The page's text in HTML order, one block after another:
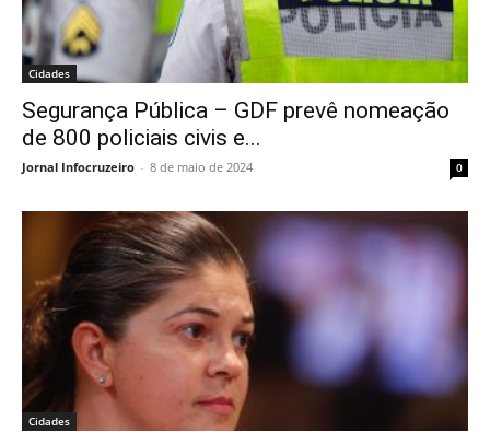
Cidades
Segurança Pública – GDF prevê nomeação
de 800 policiais civis e...
Jornal Infocruzeiro - 8 de maio de 2024 0
Cidades